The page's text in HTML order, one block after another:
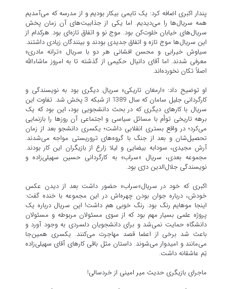
پندار اکبری اضافه کرد: یک تایمی بیکار بودیم و از مدرسه که می‌آمدیم
همه سریال‌ها را می‌دیدیم. اما یکی از جذابیت‌های آن زمان پخش
سریال‌های خیابان خلوت‌کن بود. موج نو و اتفاق تازه‌ای بود. هرکدام از
این سریال‌ها موج تازه و اتفاق جدیدی بودند و بینندگان زیادی داشتند.
سیاوش خیرابی و محسن افشانی هر دو با سریال «ترانه مادری»
معرفی شدند. اما آقای دانیال حکیمی از گذشته تا به امروز ماشاءالله
اصلاً تکان نخورده‌اند.
او توضیح داد: «ارمغان تاریکی» سریال دیگری بود به نویسندگی و
کارگردانی جلیل سامان که سال 1389 از شبکه 3 پخش شد. تفاوت این
سریال با کارهای دیگری که در بحث دانشجویی بود، این بود که یک
برهه تاریخی توأم با مسائل سیاسی و اجتماعی آن روزها را بازنمایی
می‌کرد؛ در واقع بستری انقلابی داشت؛ یکسری دانشجو بعد از زمان
تحصیل‌شان و بعد از جنگ با گروه‌های تروریستی مواجه می‌شدند.
آرش مجیدی، سودابه بیضایی و لیلا زارع از بازیگران این کار بودند.
مجموعه بعدی، سریال «سراب» به کارگردانی حسین سهیلی‌زاده و
نویسندگی جلال‌الدین درّی بود.
اکبری که خود در سریال«سراب» حضور داشت بعد از دیدن عکس
خودش، درباره جوان بودن چهره‌اش در این مجموعه با خنده گفت:
اینجا موهایم رنگ بود. رنگ خوبی هم داشت! این سریال درباره یک
پروژه علمی بسیار مهم بود که از سوی مسئولان مربوطه و مسئولان
دانشگاه حمایت نمی‌شد و برای دانشجویان دلسردی به وجود آورد و
باعث شد برخی از اعضا قصد مهاجرت می‌کنند. یکسری همین‌جا
می‌مانند و امیدوار می‌شوند. داستان مثل باقی کارهای آقای سهیلی‌زاده
تِم عاشقانه داشت.
ماجرای بازیگری حدیث میر امینی از خردسالی!